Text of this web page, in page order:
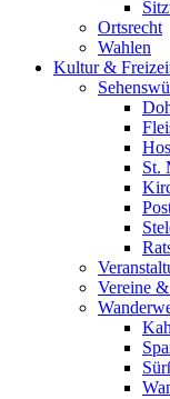
Ortsrecht
Wahlen
Kultur &
St.
Vereine